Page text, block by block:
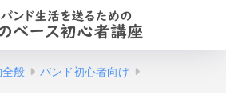
全般 バンド初心者向け